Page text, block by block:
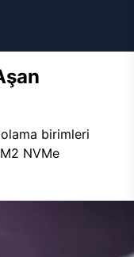
birimleri
M2 NVMe